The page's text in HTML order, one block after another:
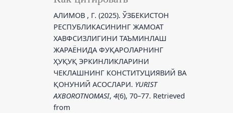
АЛИМОВ , Г. (2025). ЎЗБЕКИСТОН
РЕСПУБЛИКАСИНИНГ ЖАМОАТ
ХАВФСИЗЛИГИНИ ТАЪМИНЛАШ
ЖАРАЁНИДА ФУҚАРОЛАРНИНГ
ҲУҚУҚ ЭРКИНЛИКЛАРИНИ
ЧЕКЛАШНИНГ КОНСТИТУЦИЯВИЙ ВА
ҚОНУНИЙ АСОСЛАРИ. YURIST
AXBOROTNOMASI, 4(6), 70–77. Retrieved
from